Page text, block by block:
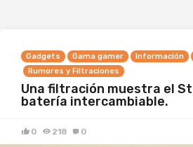
Gadgets Gama gamer Información
Rumores y Filtraciones
Una filtración muestra el
batería intercambiable.
0 218 0